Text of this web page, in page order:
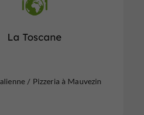
La Toscane
/ Pizzeria à Mauvezin